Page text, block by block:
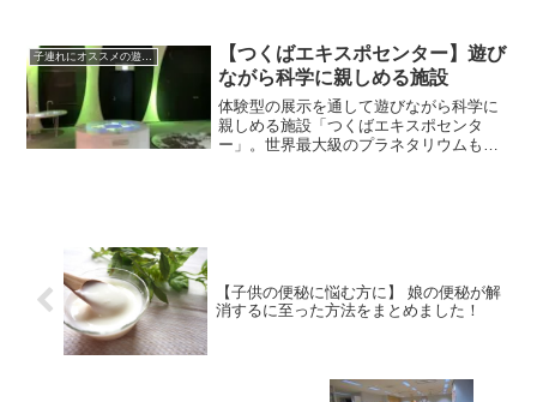
【つくばエキスポセンター】遊び
ながら科学に親しめる施設
体験型の展示を通して遊びながら科学に
親しめる施設「つくばエキスポセンタ
ー」。世界最大級のプラネタリウムもあ
【子供の便秘に悩む方に】 娘の便秘が解
消するに至った方法をまとめました！